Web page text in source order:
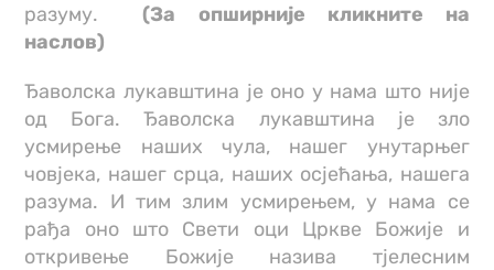
разуму.(За опширније кликните на
наслов)
Ђаволска лукавштина је оно у нама што није
од Бога. Ђаволска лукавштина је зло
усмирење наших чула, нашег унутарњег
човјека, нашег срца, наших осјећања, нашега
разума. И тим злим усмирењем, у нама се
рађа оно што Свети оци Цркве Божије и
откривење Божије назива тјелесним